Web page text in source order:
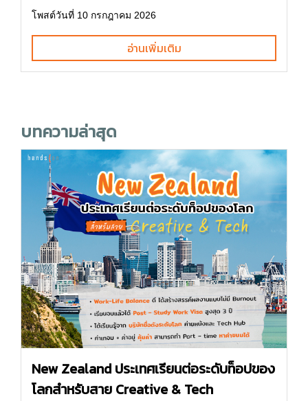
โพสต์วันที่ 10 กรกฎาคม 2026
อ่านเพิ่มเติม
บทความล่าสุด
New Zealand ประเทศเรียนต่อระดับท็อปของ
โลกสำหรับสาย Creative & Tech